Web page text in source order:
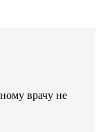
врачу не